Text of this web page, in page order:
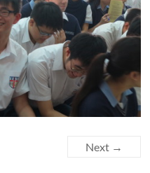
Next →